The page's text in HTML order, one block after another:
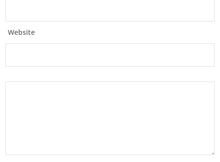
Website